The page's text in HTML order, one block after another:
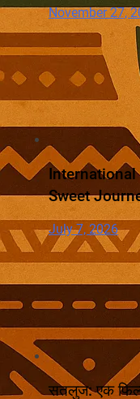
November 27,
International
Sweet
July 7, 2026
सतलुज: एक